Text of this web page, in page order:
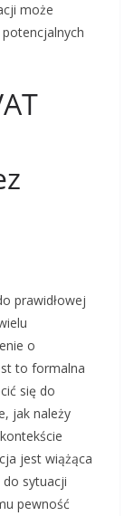
może
prawidłowej
o
to formalna
się do
jak należy
jest wiążąca
sytuacji
pewność